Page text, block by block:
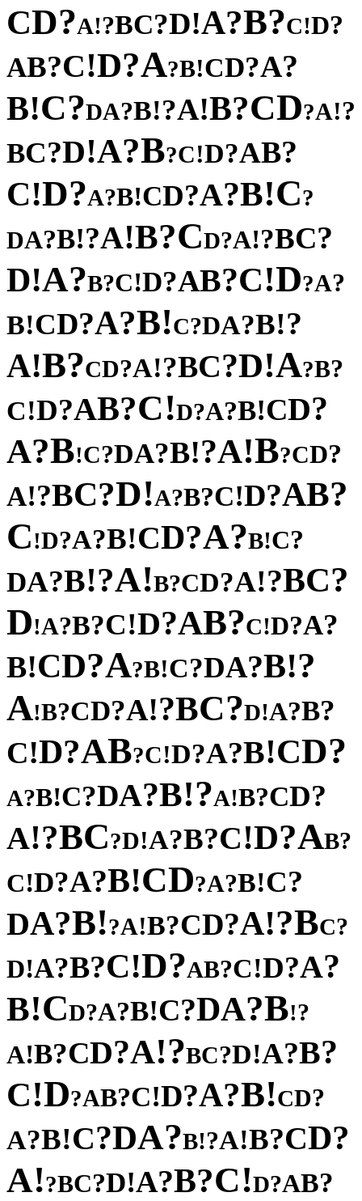
CD?A!?BC?D!A?B?C!D?
AB?C!D?A?B!CD?A?
B!C?DA?B!?A!B?CD?A!?
BC?D!A?B?C!D?AB?
C!D?A?B!CD?A?B!C?
DA?B!?A!B?CD?A!?BC?
D!A?B?C!D?AB?C!D?A?
B!CD?A?B!C?DA?B!?
A!B?CD?A!?BC?D!A?B?
C!D?AB?C!D?A?B!CD?
A?B!C?DA?B!?A!B?CD?
A!?BC?D!A?B?C!D?AB?
C!D?A?B!CD?A?B!C?
DA?B!?A!B?CD?A!?BC?
D!A?B?C!D?AB?C!D?A?
B!CD?A?B!C?DA?B!?
A!B?CD?A!?BC?D!A?B?
C!D?AB?C!D?A?B!CD?
A?B!C?DA?B!?A!B?CD?
A!?BC?D!A?B?C!D?AB?
C!D?A?B!CD?A?B!C?
DA?B!?A!B?CD?A!?BC?
D!A?B?C!D?AB?C!D?A?
B!CD?A?B!C?DA?B!?
A!B?CD?A!?BC?D!A?B?
C!D?AB?C!D?A?B!CD?
A?B!C?DA?B!?A!B?CD?
A!?BC?D!A?B?C!D?AB?